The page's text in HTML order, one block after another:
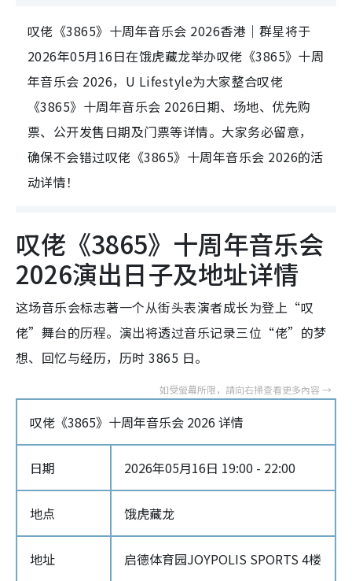
叹佬《3865》十周年音乐会 2026香港｜群星将于
2026年05月16日在饿虎藏龙举办叹佬《3865》十周
年音乐会 2026，U Lifestyle为大家整合叹佬
《3865》十周年音乐会 2026日期、场地、优先购
票、公开发售日期及门票等详情。大家务必留意，
确保不会错过叹佬《3865》十周年音乐会 2026的活
动详情！
叹佬《3865》十周年音乐会
2026演出日子及地址详情
这场音乐会标志著一个从街头表演者成长为登上“叹
佬”舞台的历程。演出将透过音乐记录三位“佬”的梦
想、回忆与经历，历时 3865 日。
叹佬《3865》十周年音乐会 2026 详情
日期 2026年05月16日 19:00 - 22:00
地点 饿虎藏龙
地址 启德体育园JOYPOLIS SPORTS 4楼